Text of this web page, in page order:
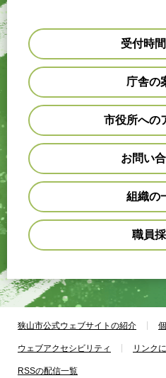
受付時
庁舎の
市役所への
お問い
組織の
職員
狭山市公式ウェブサイトの紹介
ウェブアクセシビリティ リンク
RSSの配信一覧